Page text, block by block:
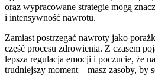
oraz wypracowane strategie mogą
i intensywność nawrotu.
Zamiast postrzegać nawroty jako
część procesu zdrowienia. Z czasem
lepsza regulacja emocji i poczucie, że
trudniejszy moment – masz zasoby, by